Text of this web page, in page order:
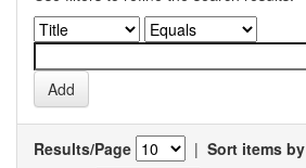
Results/Page | Sort items by